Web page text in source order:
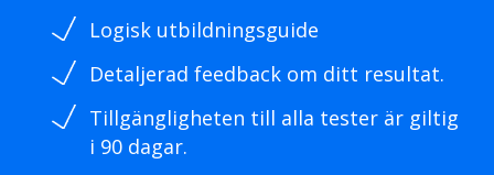
Logisk utbildningsguide
Detaljerad feedback om ditt resultat.
Tillgängligheten till alla tester är giltig
i 90 dagar.